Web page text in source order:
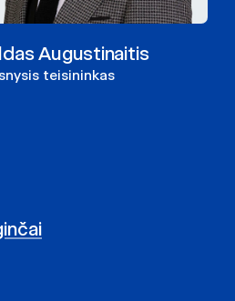
Augustinaitis
teisininkas